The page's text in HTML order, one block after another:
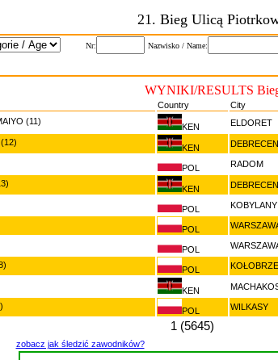
21. Bieg Ulicą
Nr: Nazwisko / Name:
WYNIKI/RESULTS
Country City
(11)
KEN ELDORET
KEN DEBRECEN
POL RADOM
KEN DEBRECEN
POL KOBYLANY
POL
POL
POL
KEN
POL WILKASY
1 (5645)
zobacz jak śledzić zawodników?